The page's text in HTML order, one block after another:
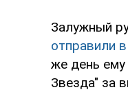
Залужный
отправили
же день ему
Звезда" за